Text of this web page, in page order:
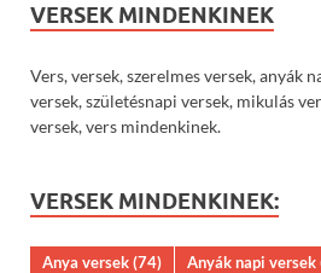
VERSEK MINDENKINEK
Vers, versek, szerelmes versek, anyák
versek, születésnapi versek, mikulás
versek, vers mindenkinek.
VERSEK MINDENKINEK:
Anya versek(74) Anyák napi versek